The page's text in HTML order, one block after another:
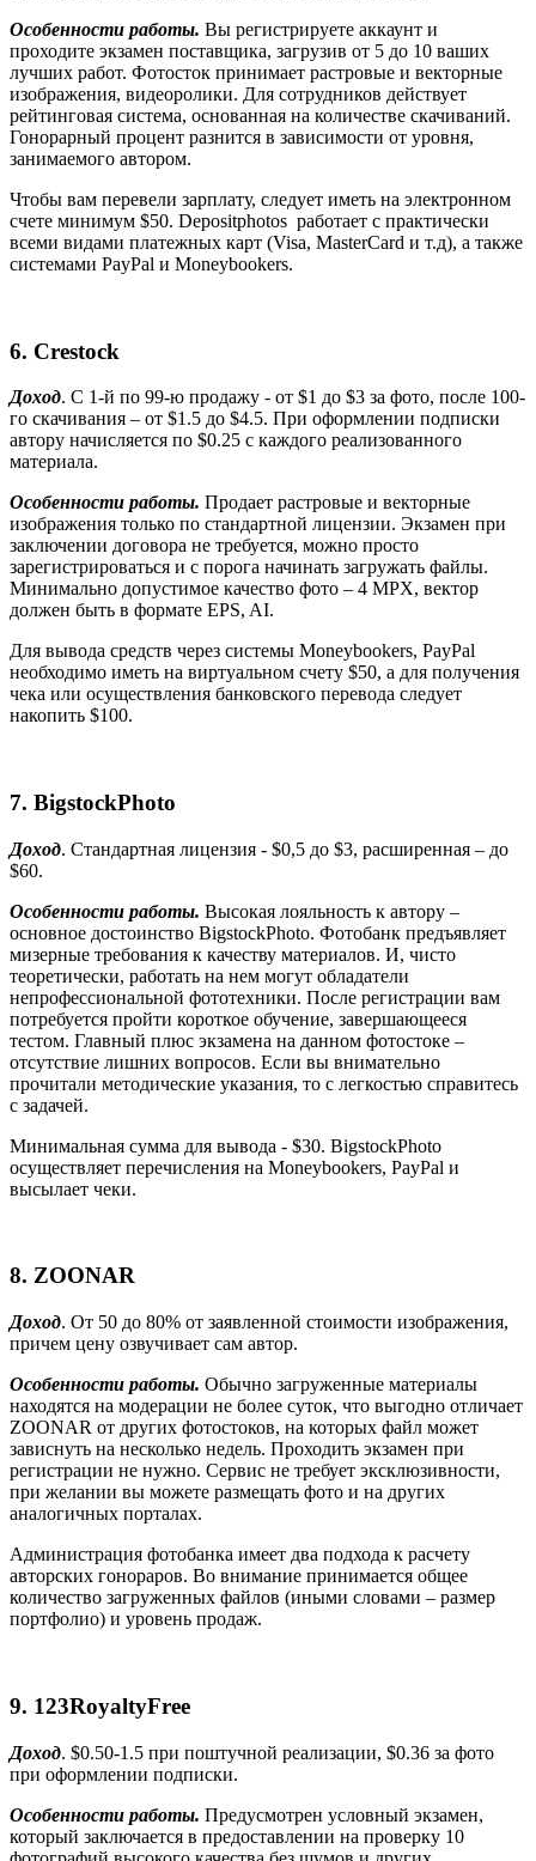
Особенности работы. Вы регистрируете аккаунт и
проходите экзамен поставщика, загрузив от 5 до 10 ваших
лучших работ. Фотосток принимает растровые и векторные
изображения, видеоролики. Для сотрудников действует
рейтинговая система, основанная на количестве скачиваний.
Гонорарный процент разнится в зависимости от уровня,
занимаемого автором.
Чтобы вам перевели зарплату, следует иметь на электронном
счете минимум $50. Depositphotos работает с практически
всеми видами платежных карт (Visa, MasterCard и т.д), а также
системами PayPal и Moneybookers.
6. Crestock
Доход. С 1-й по 99-ю продажу - от $1 до $3 за фото, после 100-
го скачивания – от $1.5 до $4.5. При оформлении подписки
автору начисляется по $0.25 с каждого реализованного
материала.
Особенности работы. Продает растровые и векторные
изображения только по стандартной лицензии. Экзамен при
заключении договора не требуется, можно просто
зарегистрироваться и с порога начинать загружать файлы.
Минимально допустимое качество фото – 4 MPX, вектор
должен быть в формате EPS, AI.
Для вывода средств через системы Moneybookers, PayPal
необходимо иметь на виртуальном счету $50, а для получения
чека или осуществления банковского перевода следует
накопить $100.
7. BigstockPhoto
Доход. Стандартная лицензия - $0,5 до $3, расширенная – до
$60.
Особенности работы. Высокая лояльность к автору –
основное достоинство BigstockPhoto. Фотобанк предъявляет
мизерные требования к качеству материалов. И, чисто
теоретически, работать на нем могут обладатели
непрофессиональной фототехники. После регистрации вам
потребуется пройти короткое обучение, завершающееся
тестом. Главный плюс экзамена на данном фотостоке –
отсутствие лишних вопросов. Если вы внимательно
прочитали методические указания, то с легкостью справитесь
с задачей.
Минимальная сумма для вывода - $30. BigstockPhoto
осуществляет перечисления на Moneybookers, PayPal и
высылает чеки.
8. ZOONAR
Доход. От 50 до 80% от заявленной стоимости изображения,
причем цену озвучивает сам автор.
Особенности работы. Обычно загруженные материалы
находятся на модерации не более суток, что выгодно отличает
ZOONAR от других фотостоков, на которых файл может
зависнуть на несколько недель. Проходить экзамен при
регистрации не нужно. Сервис не требует эксклюзивности,
при желании вы можете размещать фото и на других
аналогичных порталах.
Администрация фотобанка имеет два подхода к расчету
авторских гонораров. Во внимание принимается общее
количество загруженных файлов (иными словами – размер
портфолио) и уровень продаж.
9. 123RoyaltyFree
Доход. $0.50-1.5 при поштучной реализации, $0.36 за фото
при оформлении подписки.
Особенности работы. Предусмотрен условный экзамен,
который заключается в предоставлении на проверку 10